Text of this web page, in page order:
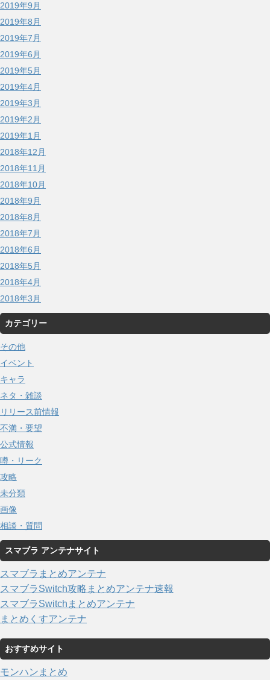
2019年9月
2019年8月
2019年7月
2019年6月
2019年5月
2019年4月
2019年3月
2019年2月
2019年1月
2018年12月
2018年11月
2018年10月
2018年9月
2018年8月
2018年7月
2018年6月
2018年5月
2018年4月
2018年3月
カテゴリー
その他
イベント
キャラ
ネタ・雑談
リリース前情報
不満・要望
公式情報
噂・リーク
攻略
未分類
画像
相談・質問
スマブラ アンテナサイト
スマブラまとめアンテナ
スマブラSwitch攻略まとめアンテナ速報
スマブラSwitchまとめアンテナ
まとめくすアンテナ
おすすめサイト
モンハンまとめ